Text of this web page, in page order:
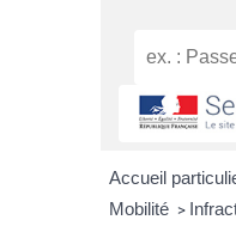
Accueil
Mobilité >